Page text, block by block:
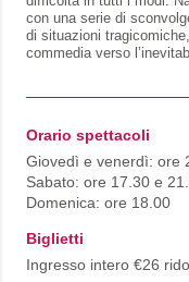
con una serie di
di situazioni
commedia verso
Orario spettacoli
Giovedì e venerdì: ore
Sabato: ore 17.30 e
Domenica: ore 18.00
Biglietti
Ingresso intero €26